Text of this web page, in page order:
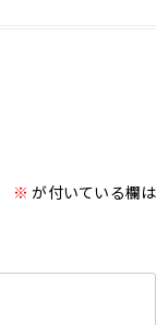
※ が付いている欄は